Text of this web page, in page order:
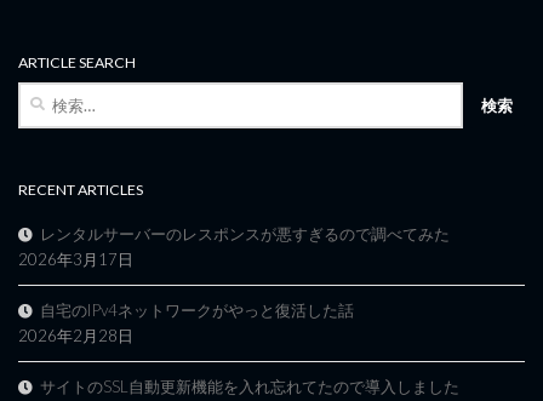
ARTICLE SEARCH
検
RECENT ARTICLES
レンタルサーバーのレスポンスが悪すぎるので調べてみた
2026年3月17日
自宅のIPv4ネットワークがやっと復活した話
2026年2月28日
サイトのSSL自動更新機能を入れ忘れてたので導入しました